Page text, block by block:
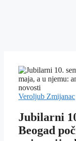
Veroljub Zmijanac
Jubilarni
Beogad